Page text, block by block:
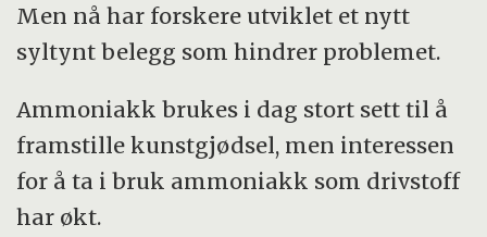
Men nå har forskere utviklet et nytt
syltynt belegg som hindrer problemet.
Ammoniakk brukes i dag stort sett til å
framstille kunstgjødsel, men interessen
for å ta i bruk ammoniakk som drivstoff
har økt.